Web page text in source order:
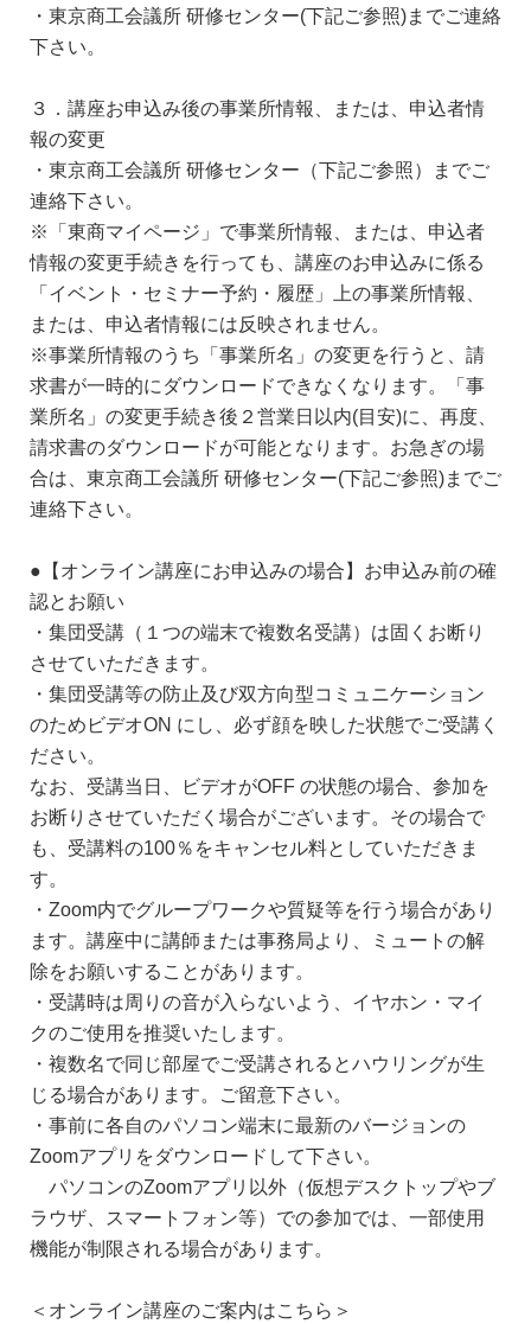
・東京商工会議所 研修センター(下記ご参照)までご連絡
下さい。
３．講座お申込み後の事業所情報、または、申込者情
報の変更
・東京商工会議所 研修センター（下記ご参照）までご
連絡下さい。
※「東商マイページ」で事業所情報、または、申込者
情報の変更手続きを行っても、講座のお申込みに係る
「イベント・セミナー予約・履歴」上の事業所情報、
または、申込者情報には反映されません。
※事業所情報のうち「事業所名」の変更を行うと、請
求書が一時的にダウンロードできなくなります。「事
業所名」の変更手続き後２営業日以内(目安)に、再度、
請求書のダウンロードが可能となります。お急ぎの場
合は、東京商工会議所 研修センター(下記ご参照)までご
連絡下さい。
●【オンライン講座にお申込みの場合】お申込み前の確
認とお願い
・集団受講（１つの端末で複数名受講）は固くお断り
させていただきます。
・集団受講等の防止及び双方向型コミュニケーション
のためビデオON にし、必ず顔を映した状態でご受講く
ださい。
なお、受講当日、ビデオがOFF の状態の場合、参加を
お断りさせていただく場合がございます。その場合で
も、受講料の100％をキャンセル料としていただきま
す。
・Zoom内でグループワークや質疑等を行う場合があり
ます。講座中に講師または事務局より、ミュートの解
除をお願いすることがあります。
・受講時は周りの音が入らないよう、イヤホン・マイ
クのご使用を推奨いたします。
・複数名で同じ部屋でご受講されるとハウリングが生
じる場合があります。ご留意下さい。
・事前に各自のパソコン端末に最新のバージョンの
Zoomアプリをダウンロードして下さい。
パソコンのZoomアプリ以外（仮想デスクトップやブ
ラウザ、スマートフォン等）での参加では、一部使用
機能が制限される場合があります。
＜オンライン講座のご案内はこちら＞